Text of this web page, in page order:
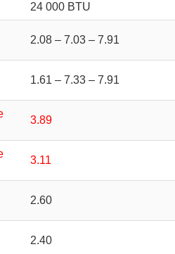
24 000 BTU
2.08 – 7.03 – 7.91
1.61 – 7.33 – 7.91
3.89
3.11
2.60
2.40